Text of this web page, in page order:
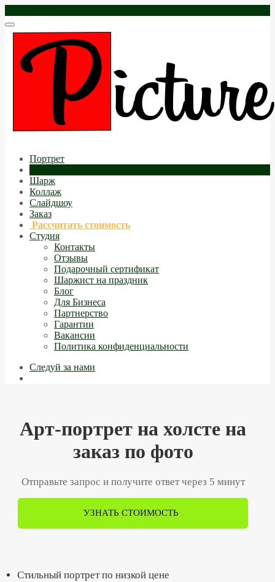
Портрет
Шарж
Коллаж
Слайдшоу
Заказ
Рассчитать стоимость
Студия
Контакты
Отзывы
Подарочный сертификат
Шаржист на праздник
Блог
Для Бизнеса
Партнерство
Гарантии
Вакансии
Политика конфиденциальности
Следуй за нами
Арт-портрет на холсте на
заказ по фото
Отправьте запрос и получите ответ через 5 минут
УЗНАТЬ СТОИМОСТЬ
Стильный портрет по низкой цене